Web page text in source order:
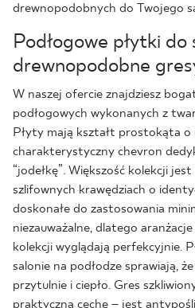
drewnopodobnych do Twojego
Podłogowe płytki do
drewnopodobne
W naszej ofercie znajdziesz
podłogowych wykonanych z
Płyty mają kształt prostokąta o
charakterystyczny chevron
“jodełkę”. Większość kolekcji
szlifownych krawędziach o
doskonałe do zastosowania
niezauważalne, dlatego
kolekcji wyglądają perfekcyjnie.
salonie na podłodze sprawiają,
przytulnie i ciepło. Gres
praktyczną cechę – jest